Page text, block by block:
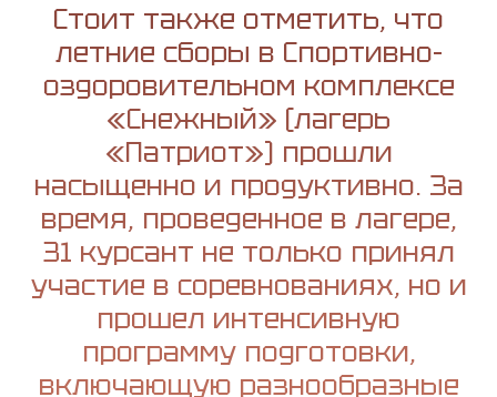
Стоит также отметить, что
летние сборы в Спортивно-
оздоровительном комплексе
«Снежный» (лагерь
«Патриот») прошли
насыщенно и продуктивно. За
время, проведенное в лагере,
31 курсант не только принял
участие в соревнованиях, но и
прошел интенсивную
программу подготовки,
включающую разнообразные